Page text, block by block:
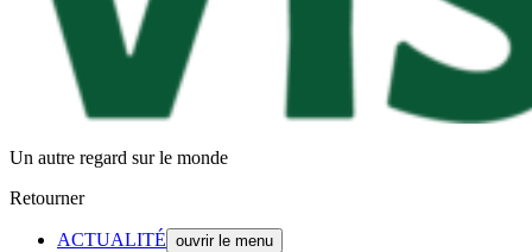
Un autre regard sur le monde
Retourner
ACTUALITÉ ouvrir le menu